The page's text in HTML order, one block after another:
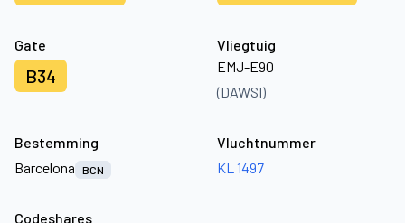
Gate
B34
Vliegtuig
EMJ-E90
(DAWSI)
Bestemming
Barcelona
BCN
Vluchtnummer
KL 1497
Codeshares